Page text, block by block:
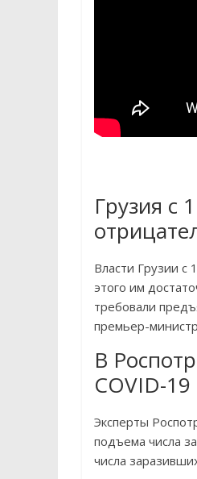
Грузия с
Власти Грузии с
этого им
требовали
премьер-
В
COVID-
Эксперты
подъема числа
числа